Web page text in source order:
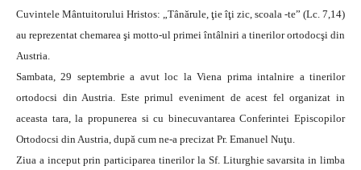
Cuvintele Mântuitorului Hristos: „Tânărule, ţie îţi zic, scoala -te” (Lc. 7,14)
au reprezentat chemarea şi motto-ul primei întâlniri a tinerilor ortodocşi din
Austria.
Sambata, 29 septembrie a avut loc la Viena prima intalnire a tinerilor
ortodocsi din Austria. Este primul eveniment de acest fel organizat in
aceasta tara, la propunerea si cu binecuvantarea Conferintei Episcopilor
Ortodocsi din Austria, după cum ne-a precizat Pr. Emanuel Nuţu.
Ziua a inceput prin participarea tinerilor la Sf. Liturghie savarsita in limba